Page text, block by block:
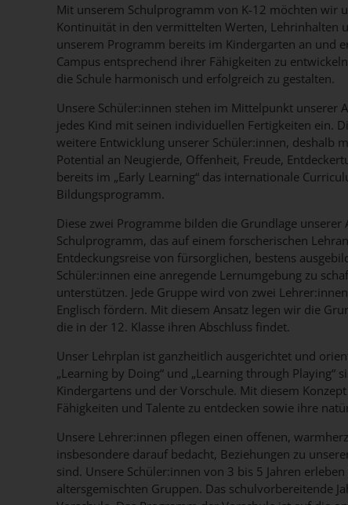
Mit unserem Schulprogramm von K-12 möchten wir
Kontinuität in den vermittelten Werten, Lehrinhalten
unserem Programm bereits im Kindergarten an und
Campus entsprechend ihrer Fähigkeiten zu
die Schule harmonisch und erfolgreich zu gestalten.
Unsere Schüler:innen stehen im Mittelpunkt unserer
jedes Kind mit seinen individuellen Fertigkeiten ein.
weitere Entwicklung unserer Schüler:innen, deshalb
Potential an Neugierde, Offenheit, Freude,
bereits im „Early Learning“ das internationale
Bildungsprogramm.
Diese zwei Programme bilden die Grundlage
Schulprogramm, das auf einem forscherischen
Entdeckungsreise von fürsorglichen, bestens
Schüler:innen eine anregende Lernumgebung zu
unterstützen. Jede Gruppe wird von zwei
Englisch fördern. Mit diesem Ansatz legen wir die
die in der 12. Klasse ihren Abschluss findet.
Unser Lehrplan ist ganzheitlich ausgerichtet und
„Learning by Doing“ und „Learning through
Kindergartens und der Vorschule. Mit diesem
Fähigkeiten und Talente zu entdecken sowie ihre
Unsere Lehrer:innen pflegen einen offenen,
insbesondere darauf bedacht, Beziehungen zu
sind. Unsere Schüler:innen von 3 bis 5 Jahren
altersgemischten Gruppen. Das schulvorbereitende